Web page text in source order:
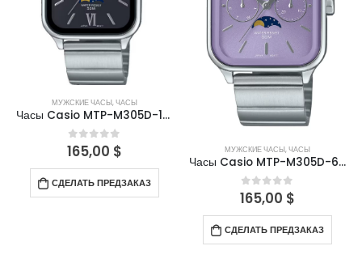
МУЖСКИЕ ЧАСЫ,ЧАСЫ
Часы Casio MTP-M305D-1A2VDF
0out of 5
165,00 $
СДЕЛАТЬ ПРЕДЗАКАЗ
МУЖСКИЕ ЧАСЫ,ЧАСЫ
Часы Casio MTP-M305D-6AVDF
0out of 5
165,00 $
СДЕЛАТЬ ПРЕДЗАКАЗ